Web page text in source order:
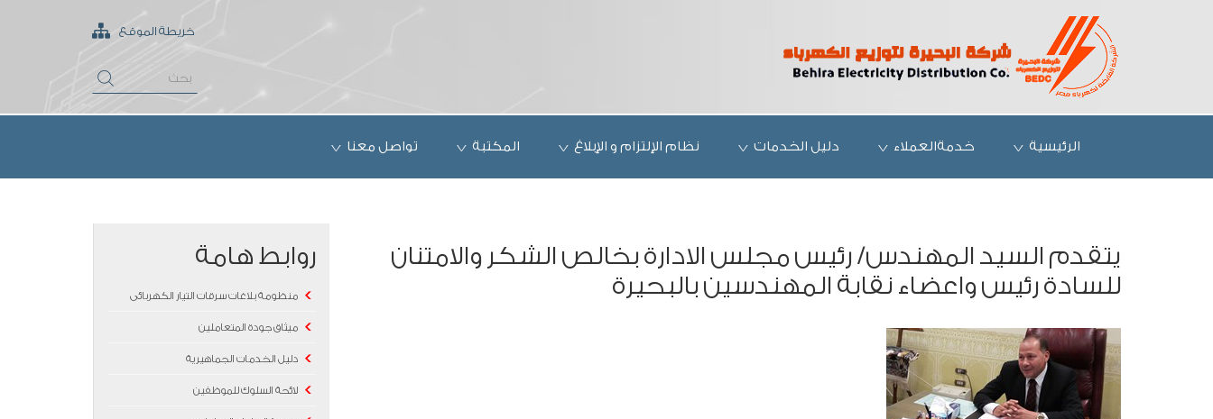
خريطة الموقع
الرئيسية خدمةالعملاء دليل الخدمات نظام الإلتزام و الإبلاغ المكتبة تواصل معنا
يتقدم السيد المهندس/ رئيس مجلس الادارة بخالص الشكر والامتنان
للسادة رئيس واعضاء نقابة المهندسين بالبحيرة
روابط هامة
منظومة بلاغات سرقات التيار الكهربائى
ميثاق جودة المتعاملين
دليل الخدمات الجماهيرية
لائحة السلوك للموظفين